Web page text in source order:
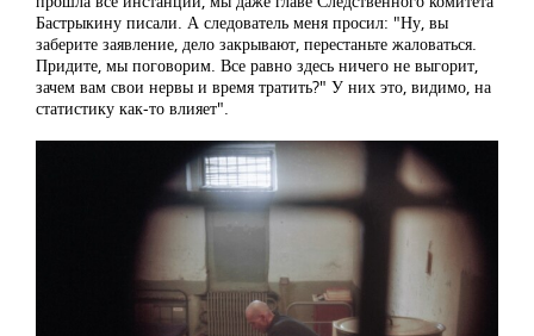
Бастрыкину писали. А следователь меня просил: "Ну, вы
заберите заявление, дело закрывают, перестаньте жаловаться.
Придите, мы поговорим. Все равно здесь ничего не выгорит,
зачем вам свои нервы и время тратить?" У них это, видимо, на
статистику как-то влияет".